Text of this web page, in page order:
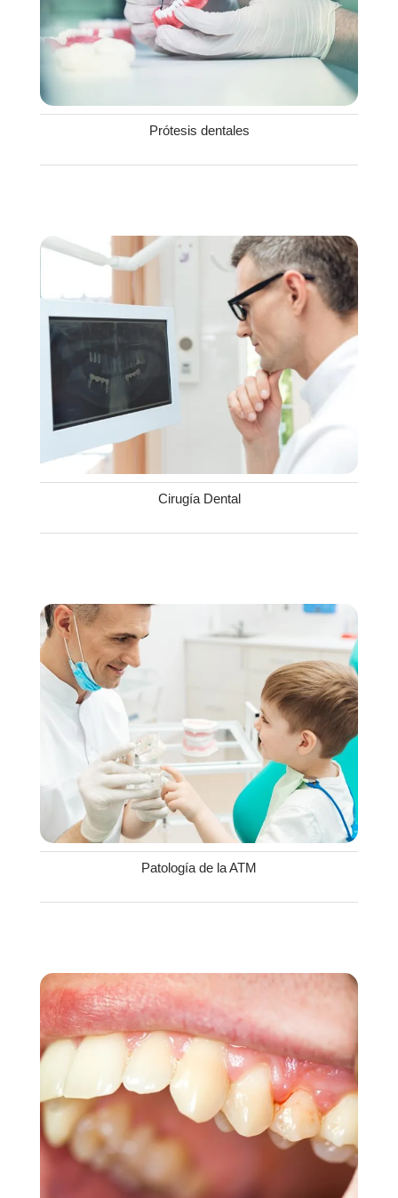
Prótesis dentales
Cirugía Dental
Patología de la ATM